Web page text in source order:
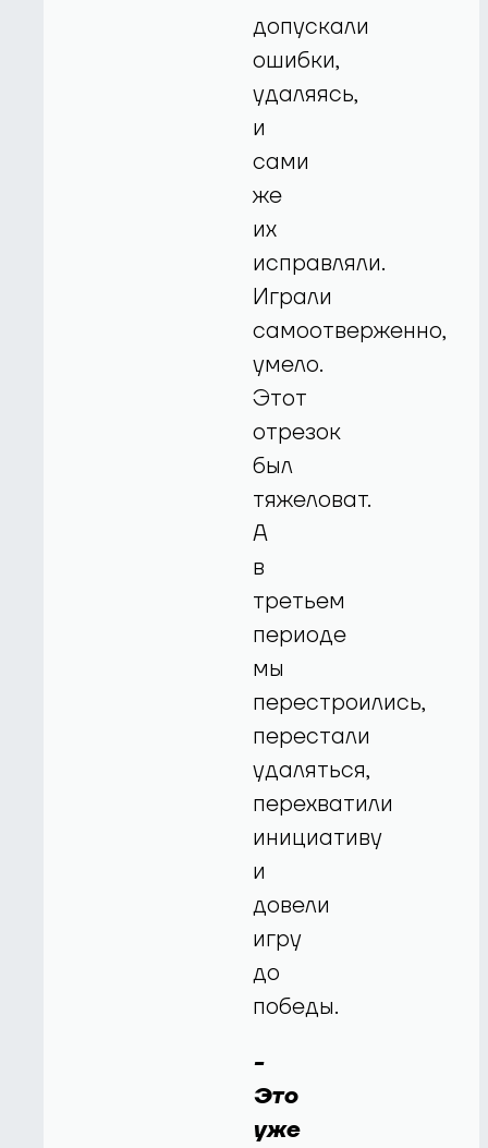
допускали
ошибки,
удаляясь,
и
сами
же
их
исправляли.
Играли
самоотверженно,
умело.
Этот
отрезок
был
тяжеловат.
А
в
третьем
периоде
мы
перестроились,
перестали
удаляться,
перехватили
инициативу
и
довели
игру
до
победы.
-
Это
уже